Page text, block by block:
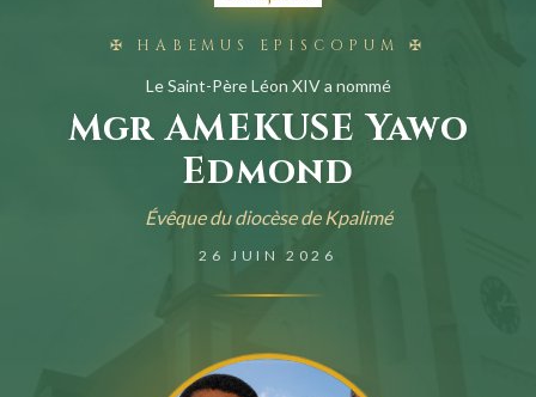
✠ HABEMUS EPISCOPUM ✠
Le Saint-Père Léon XIV a nommé
Mgr AMEKUSE Yawo
Edmond
Évêque du diocèse de Kpalimé
26 JUIN 2026